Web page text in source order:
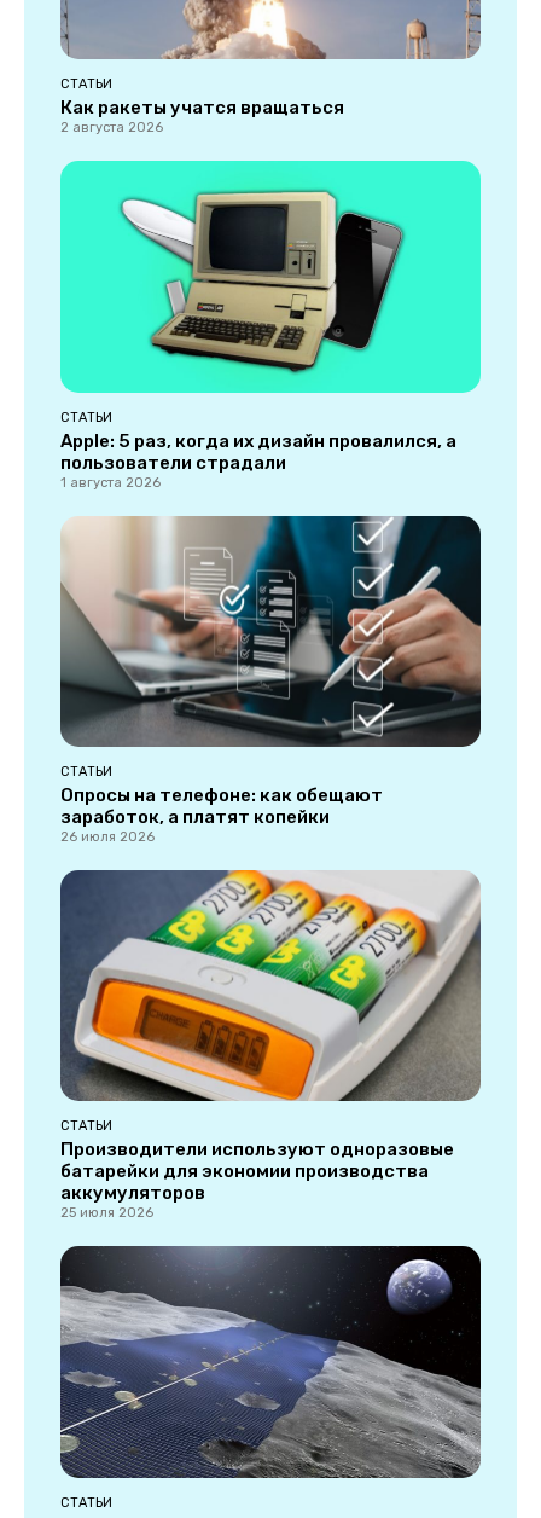
СТАТЬИ
Как ракеты учатся вращаться
2 августа 2026
СТАТЬИ
Apple: 5 раз, когда их дизайн провалился, а
пользователи страдали
1 августа 2026
СТАТЬИ
Опросы на телефоне: как обещают
заработок, а платят копейки
26 июля 2026
СТАТЬИ
Производители используют одноразовые
батарейки для экономии производства
аккумуляторов
25 июля 2026
СТАТЬИ